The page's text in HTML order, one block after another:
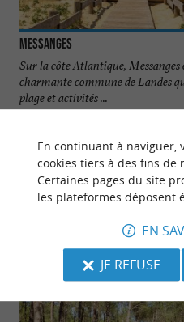
Messanges
Sur la côte Atlantique, Messanges
charmante commune de Landes
plage et activités ...
NOUS AVONS
En continuant à naviguer,
cookies tiers à des fins de
Certaines pages du site
les plateformes déposent
EN
JE REFUSE